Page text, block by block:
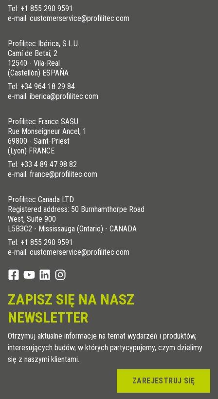
Tel: +1 855 290 9591
e-mail: customerservice@profilitec.com
Profilitec Ibérica, S.L.U.
Camí de Betxí, 2
12540 - Vila-Real
(Castellón) ESPAÑA
Tel: +34 964 18 29 84
e-mail: iberica@profilitec.com
Profilitec France SASU
Rue Monseigneur Ancel, 1
69800 - Saint-Priest
(Lyon) FRANCE
Tel: +33 4 89 47 98 82
e-mail: france@profilitec.com
Profilitec Canada LTD
Registered address: 50 Burnhamthorpe Road
West, Suite 900
L5B3C2 - Mississauga (Ontario) - CANADA
Tel: +1 855 290 9591
e-mail: customerservice@profilitec.com
ZAPISZ SIĘ NA NASZ
NEWSLETTER
Otrzymuj aktualne informacje na temat wydarzeń i produktów,
interesujących budów, w których partycypujemy, czym dzielimy
się z naszymi klientami.
ZAREJESTRUJ SIĘ